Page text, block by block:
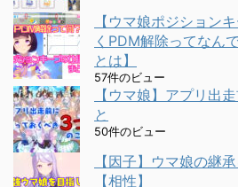
【ウマ娘ポジション
くPDM解除ってなん
とは】
57件のビュー
【ウマ娘】アプリ出
と
50件のビュー
【因子】ウマ娘の継
【相性】